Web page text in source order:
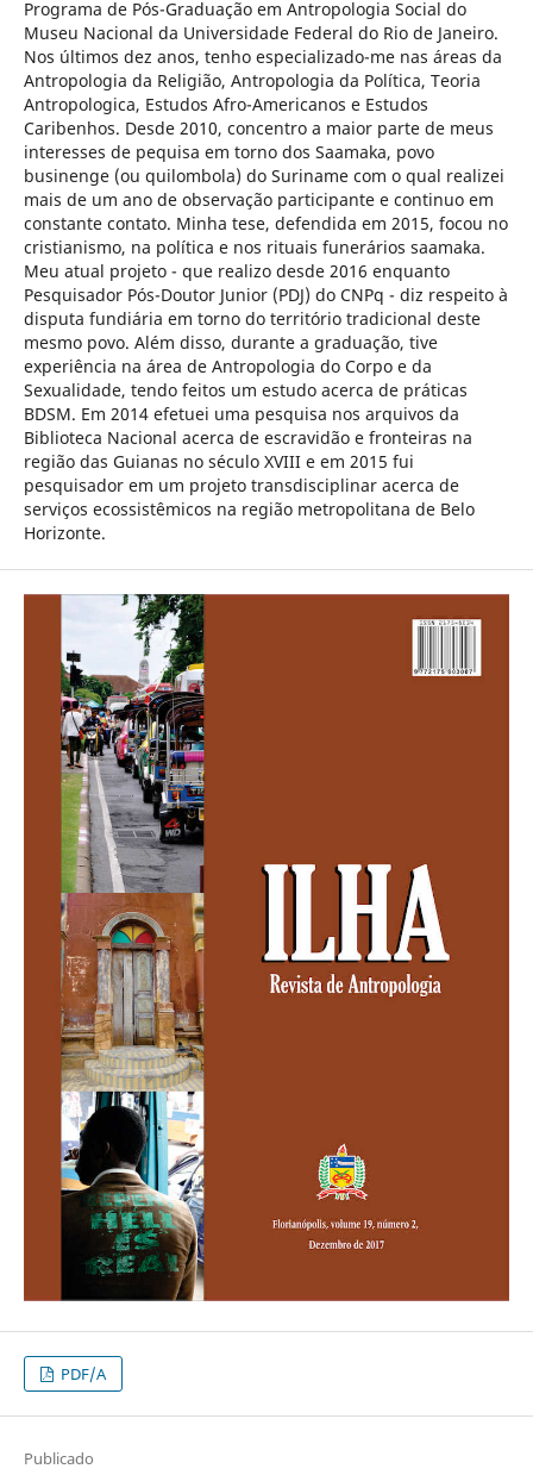
Programa de Pós-Graduação em Antropologia Social do
Museu Nacional da Universidade Federal do Rio de Janeiro.
Nos últimos dez anos, tenho especializado-me nas áreas da
Antropologia da Religião, Antropologia da Política, Teoria
Antropologica, Estudos Afro-Americanos e Estudos
Caribenhos. Desde 2010, concentro a maior parte de meus
interesses de pequisa em torno dos Saamaka, povo
businenge (ou quilombola) do Suriname com o qual realizei
mais de um ano de observação participante e continuo em
constante contato. Minha tese, defendida em 2015, focou no
cristianismo, na política e nos rituais funerários saamaka.
Meu atual projeto - que realizo desde 2016 enquanto
Pesquisador Pós-Doutor Junior (PDJ) do CNPq - diz respeito à
disputa fundiária em torno do território tradicional deste
mesmo povo. Além disso, durante a graduação, tive
experiência na área de Antropologia do Corpo e da
Sexualidade, tendo feitos um estudo acerca de práticas
BDSM. Em 2014 efetuei uma pesquisa nos arquivos da
Biblioteca Nacional acerca de escravidão e fronteiras na
região das Guianas no século XVIII e em 2015 fui
pesquisador em um projeto transdisciplinar acerca de
serviços ecossistêmicos na região metropolitana de Belo
Horizonte.
PDF/A
Publicado